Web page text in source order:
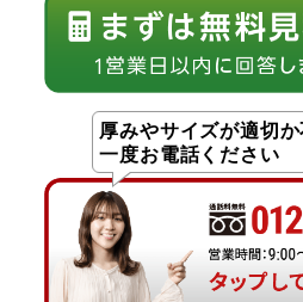
厚みやサイズが適切
一度お電話ください